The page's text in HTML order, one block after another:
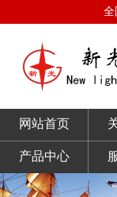
全
网站首页
产品中心